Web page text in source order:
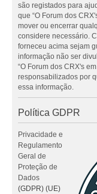
são registados para
que “O Forum dos
mover ou encerrar
considere necessário.
forneceu acima sejam
informação não ser
“O Forum dos CRX's
responsabilizados por
essa informação.
Política GDPR
Privacidade e
Regulamento
Geral de
Proteção de
Dados
(GDPR) (UE)